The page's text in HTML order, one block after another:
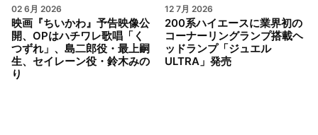
02 6月 2026
映画『ちいかわ』予告映像公
開、OPはハチワレ歌唱「く
つずれ」、島二郎役・最上嗣
生、セイレーン役・鈴木みの
り
12 7月 2026
200系ハイエースに業界初の
コーナーリングランプ搭載ヘ
ッドランプ「ジュエル
ULTRA」発売